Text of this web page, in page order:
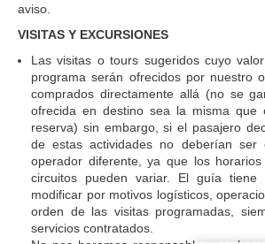
aviso.
VISITAS Y EXCURSIONES
Las visitas o tours sugeridos cuyo
programa serán ofrecidos por nuestro
comprados directamente allá (no se
ofrecida en destino sea la misma que
reserva) sin embargo, si el pasajero
de estas actividades no deberían ser
operador diferente, ya que los
circuitos pueden variar. El guía tiene
modificar por motivos logísticos,
orden de las visitas programadas,
servicios contratados.